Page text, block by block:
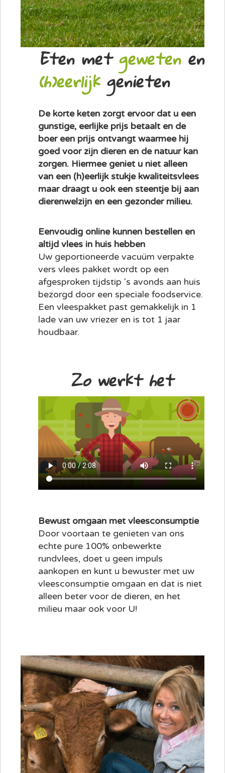
Eten metgewetenen
(h)eerlijkgenieten
De korte keten zorgt ervoor dat u een
gunstige, eerlijke prijs betaalt en de
boer een prijs ontvangt waarmee hij
goed voor zijn dieren en de natuur kan
zorgen. Hiermee geniet u niet alleen
van een (h)eerlijk stukje kwaliteitsvlees
maar draagt u ook een steentje bij aan
dierenwelzijn en een gezonder milieu.
Eenvoudig online kunnen bestellen en
altijd vlees in huis hebben
Uw geportioneerde vacuüm verpakte
vers vlees pakket wordt op een
afgesproken tijdstip 's avonds aan huis
bezorgd door een speciale foodservice.
Een vleespakket past gemakkelijk in 1
lade van uw vriezer en is tot 1 jaar
houdbaar.
Zo werkt het
Bewust omgaan met vleesconsumptie
Door voortaan te genieten van ons
echte pure 100% onbewerkte
rundvlees, doet u geen impuls
aankopen en kunt u bewuster met uw
vleesconsumptie omgaan en dat is niet
alleen beter voor de dieren, en het
milieu maar ook voor U!